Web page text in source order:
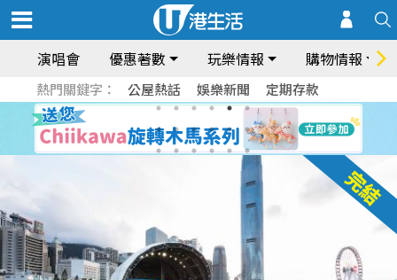
演唱會 優惠著數 玩樂情報 購物情報
熱門關鍵字： 公屋熱話 娛樂新聞 定期存款